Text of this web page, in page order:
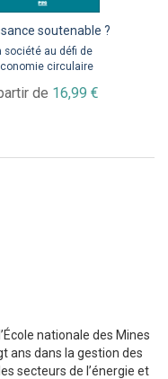
soutenable ?
société au défi de
circulaire
de 16,99 €
nationale des Mines
ans dans la gestion des
secteurs de l’énergie et